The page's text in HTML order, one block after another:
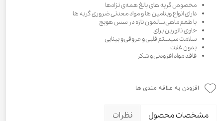
مخصوص گربه های بالغ همه‌ی نژاد‌ها
دارای انواع ویتامین ها و مواد معدنی ضروری گربه ها
با طعم ماهی سالمون تازه در سس هویج
حاوی تائورین برای
سلامت سیستم قلبی و عروقی و بینایی
بدون غلات
فاقد مواد افزودنی و شکر
افزودن به علاقه مندی ها
مشخصات محصول نظرات